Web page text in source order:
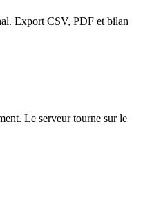
Export CSV, PDF et bilan
Le serveur tourne sur le